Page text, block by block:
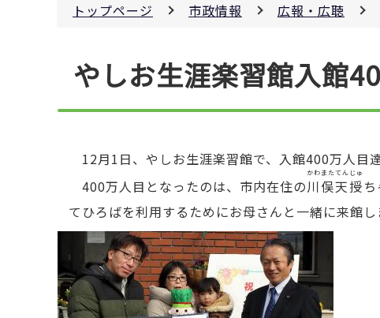
トップページ 市政情報 広報・広聴
やしお生涯楽習館入館
12月1日、やしお生涯楽習館で、入館400万人目
400万人目となったのは、市内在住の川俣
かわまた
天授
てんじゅ
てひろばを利用するためにお母さんと一緒に来館し